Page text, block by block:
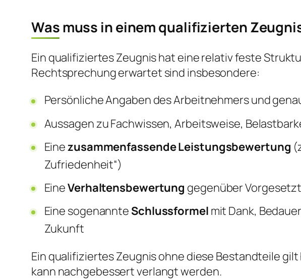
Was muss in einem qualifizierten
Ein qualifiziertes Zeugnis hat eine relativ feste
Rechtsprechung erwartet sind insbesondere:
Persönliche Angaben des Arbeitnehmers und
Aussagen zu Fachwissen, Arbeitsweise,
Einezusammenfassende Leistungsbewertung
Zufriedenheit“)
EineVerhaltensbewertung gegenüber
Eine sogenannte Schlussformel mit Dank,
Zukunft
Ein qualifiziertes Zeugnis ohne diese Bestandteile
kann nachgebessert verlangt werden.